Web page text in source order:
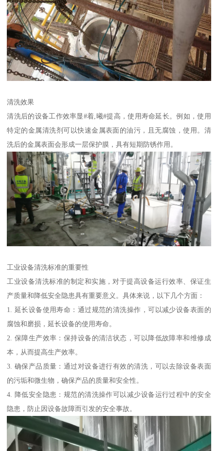
清洗效果
清洗后的设备工作效率显#着,曦#提高，使用寿命延长。例如，使用
特定的金属清洗剂可以快速金属表面的油污，且无腐蚀，使用。清
洗后的金属表面会形成一层保护膜，具有短期防锈作用。
工业设备清洗标准的重要性
工业设备清洗标准的制定和实施，对于提高设备运行效率、保证生
产质量和降低安全隐患具有重要意义。具体来说，以下几个方面：
1. 延长设备使用寿命：通过规范的清洗操作，可以减少设备表面的
腐蚀和磨损，延长设备的使用寿命。
2. 保障生产效率：保持设备的清洁状态，可以降低故障率和维修成
本，从而提高生产效率。
3. 确保产品质量：通过对设备进行有效的清洗，可以去除设备表面
的污垢和微生物，确保产品的质量和安全性。
4. 降低安全隐患：规范的清洗操作可以减少设备运行过程中的安全
隐患，防止因设备故障而引发的安全事故。